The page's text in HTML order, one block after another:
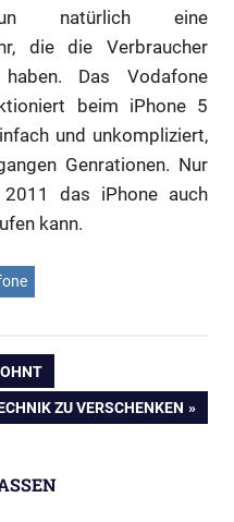
natürlich eine
die die Verbraucher
Das Vodafone
beim iPhone 5
und unkompliziert,
Genrationen. Nur
das iPhone auch
kann.
ZU VERSCHENKEN